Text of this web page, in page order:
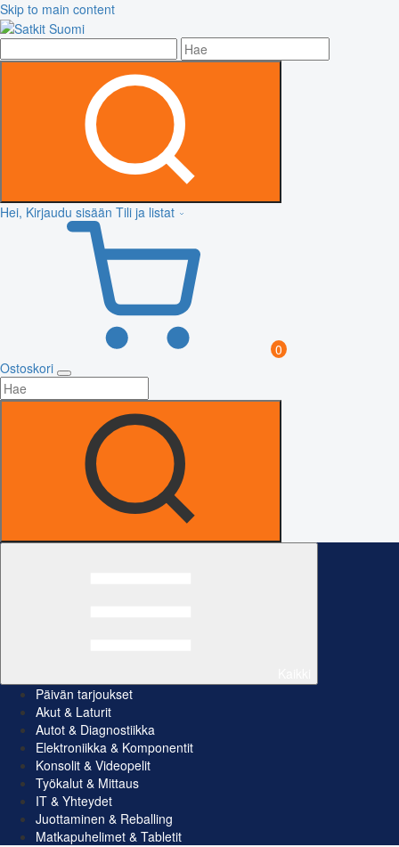
Skip to main content
Hei, Kirjaudu sisään Tili ja listat
0
Ostoskori
Päivän tarjoukset
Akut & Laturit
Autot & Diagnostiikka
Elektroniikka & Komponentit
Konsolit & Videopelit
Työkalut & Mittaus
IT & Yhteydet
Juottaminen & Reballing
Matkapuhelimet & Tabletit